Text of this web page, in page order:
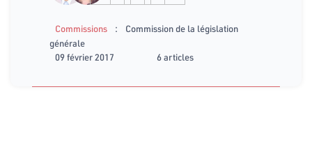
Commissions :
Commission de la législation
générale
09 février 2017
6 articles